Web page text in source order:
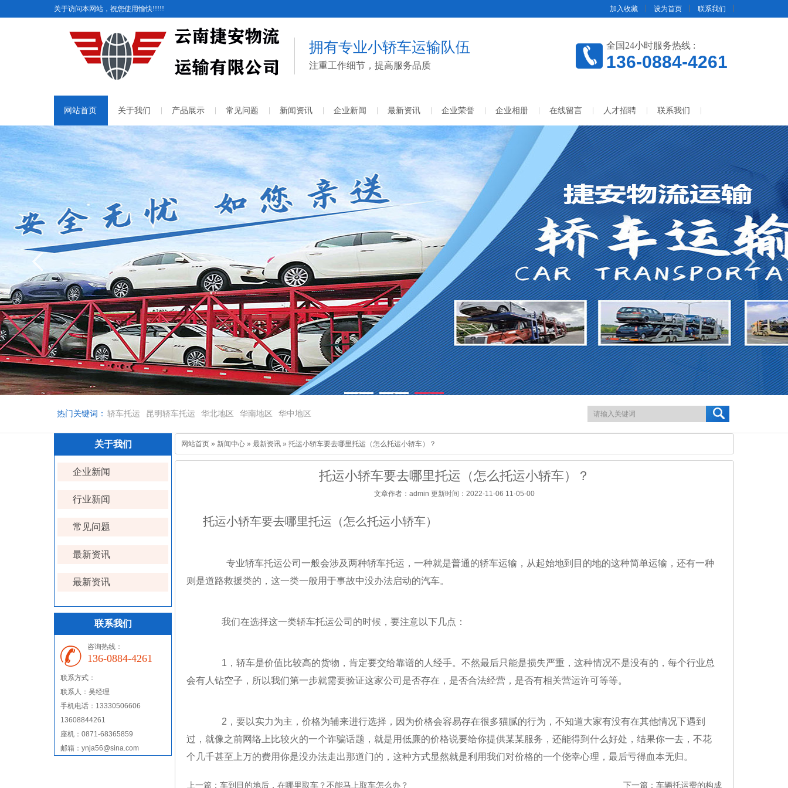
加入收藏 设为首页 联系我们
关于访问本网站，祝您使用愉快!!!!!
拥有专业小轿车运输队伍
注重工作细节，提高服务品质
全国24小时服务热线 :
136-0884-4261
网站首页 关于我们 产品展示 常见问题 新闻资讯 企业新闻 最新资讯 企业荣誉 企业相册 在线留言 人才招聘 联系我们
1 2 3
热门关键词： 轿车托运 昆明轿车托运 华北地区 华南地区 华中地区
关于我们
企业新闻
行业新闻
常见问题
最新资讯
最新资讯
联系我们
咨询热线：
136-0884-4261
联系方式：
联系人：吴经理
手机电话：13330506606
13608844261
座机：0871-68365859
邮箱：ynja56@sina.com
网站首页 » 新闻中心 » 最新资讯 » 托运小轿车要去哪里托运（怎么托运小轿车）？
托运小轿车要去哪里托运（怎么托运小轿车）？
文章作者：admin 更新时间：2022-11-06 11-05-00
托运小轿车要去哪里托运（怎么托运小轿车）
专业轿车托运公司一般会涉及两种轿车托运，一种就是普通的轿车运输，从起始地到目的地的这种简单运输，还有一种
则是道路救援类的，这一类一般用于事故中没办法启动的汽车。
我们在选择这一类轿车托运公司的时候，要注意以下几点：
1，轿车是价值比较高的货物，肯定要交给靠谱的人经手。不然最后只能是损失严重，这种情况不是没有的，每个行业总
会有人钻空子，所以我们第一步就需要验证这家公司是否存在，是否合法经营，是否有相关营运许可等等。
2，要以实力为主，价格为辅来进行选择，因为价格会容易存在很多猫腻的行为，不知道大家有没有在其他情况下遇到
过，就像之前网络上比较火的一个诈骗话题，就是用低廉的价格说要给你提供某某服务，还能得到什么好处，结果你一去，不花
个几千甚至上万的费用你是没办法走出那道门的，这种方式显然就是利用我们对价格的一个侥幸心理，最后亏得血本无归。
上一篇： 车到目的地后，在哪里取车？不能马上取车怎么办？ 下一篇： 车辆托运费的构成